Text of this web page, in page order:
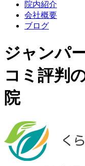
院内紹介
会社概要
ブログ
ジャンパ
コミ評判
院